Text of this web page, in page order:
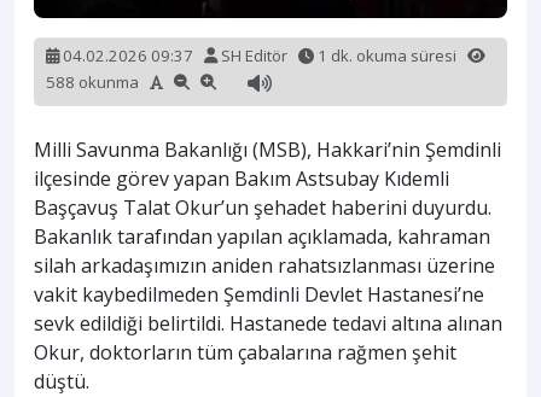
04.02.2026 09:37 SH Editör
1 dk. okuma süresi
588 okunma
Milli Savunma Bakanlığı (MSB), Hakkari’nin Şemdinli
ilçesinde görev yapan Bakım Astsubay Kıdemli
Başçavuş Talat Okur’un şehadet haberini duyurdu.
Bakanlık tarafından yapılan açıklamada, kahraman
silah arkadaşımızın aniden rahatsızlanması üzerine
vakit kaybedilmeden Şemdinli Devlet Hastanesi’ne
sevk edildiği belirtildi. Hastanede tedavi altına alınan
Okur, doktorların tüm çabalarına rağmen şehit
düştü.